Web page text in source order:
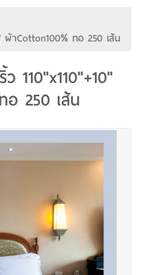
ผ้าCotton100% ทอ 250 เส้น
110"x110"+10"
อ 250 เส้น